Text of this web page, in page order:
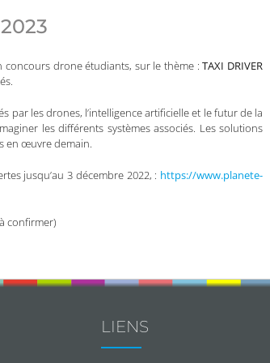
concours drone étudiants, sur le thème :TAXI DRIVER
par les drones, l’intelligence artificielle et le futur de la
les différents systèmes associés. Les solutions
en œuvre demain.
jusqu’au 3 décembre 2022, : https://www.planete-
confirmer)
LIENS